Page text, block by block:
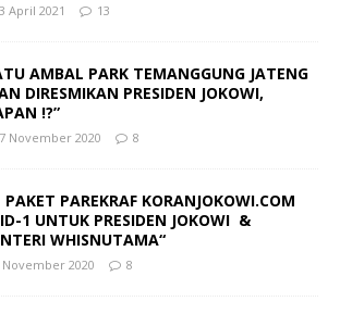
April 2021 13
AMBAL PARK TEMANGGUNG JATENG
DIRESMIKAN PRESIDEN JOKOWI,
!?”
November 2020 8
PAREKRAF KORANJOKOWI.COM
1 UNTUK PRESIDEN JOKOWI &
WHISNUTAMA“
November 2020 8